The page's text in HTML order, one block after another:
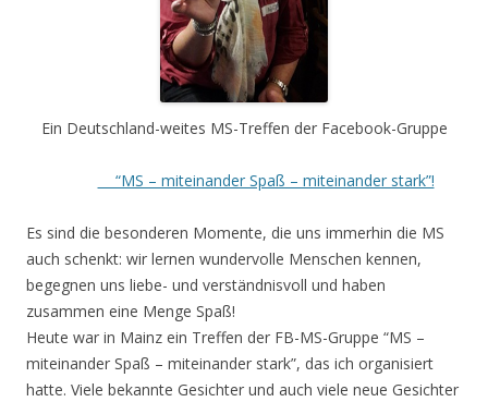
Ein Deutschland-weites MS-Treffen der Facebook-Gruppe
“MS – miteinander Spaß – miteinander stark”!
Es sind die besonderen Momente, die uns immerhin die MS
auch schenkt: wir lernen wundervolle Menschen kennen,
begegnen uns liebe- und verständnisvoll und haben
zusammen eine Menge Spaß!
Heute war in Mainz ein Treffen der FB-MS-Gruppe “MS –
miteinander Spaß – miteinander stark”, das ich organisiert
hatte. Viele bekannte Gesichter und auch viele neue Gesichter